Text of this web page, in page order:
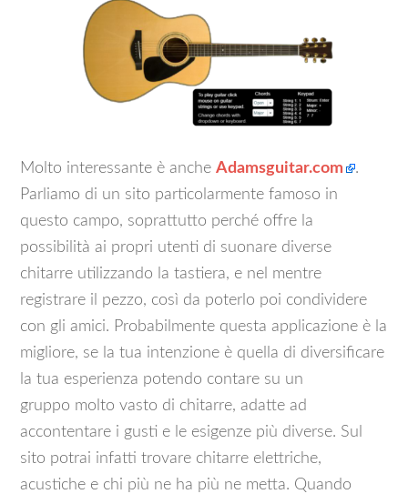
Molto interessante è ancheAdamsguitar.com
.
Parliamo di un sito particolarmente famoso in
questo campo, soprattutto perché offre la
possibilità ai propri utenti di suonare diverse
chitarre utilizzando la tastiera, e nel mentre
registrare il pezzo, così da poterlo poi condividere
con gli amici. Probabilmente questa applicazione è la
migliore, se la tua intenzione è quella di diversificare
la tua esperienza potendo contare su un
gruppo molto vasto di chitarre, adatte ad
accontentare i gusti e le esigenze più diverse. Sul
sito potrai infatti trovare chitarre elettriche,
acustiche e chi più ne ha più ne metta. Quando